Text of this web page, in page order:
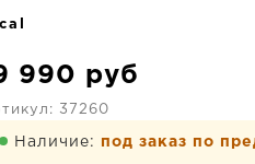
990 руб
37260
Наличие: под заказ по